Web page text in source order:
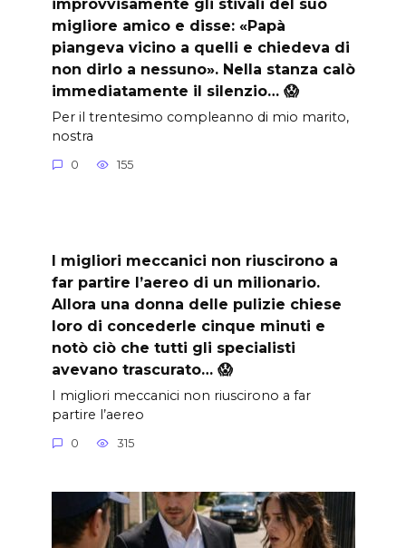
improvvisamente gli stivali del suo
migliore amico e disse: «Papà
piangeva vicino a quelli e chiedeva di
non dirlo a nessuno». Nella stanza calò
immediatamente il silenzio… 😱
Per il trentesimo compleanno di mio marito,
nostra
0 155
I migliori meccanici non riuscirono a
far partire l’aereo di un milionario.
Allora una donna delle pulizie chiese
loro di concederle cinque minuti e
notò ciò che tutti gli specialisti
avevano trascurato… 😱
I migliori meccanici non riuscirono a far
partire l’aereo
0 315